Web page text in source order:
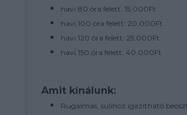
havi 80 óra felett: 15.000Ft
havi 100 óra felett: 20.000Ft
havi 120 óra felett: 25.000Ft
havi 150 óra felett: 40.000Ft
Amit kínálunk:
Rugalmas, sulihoz igazítható